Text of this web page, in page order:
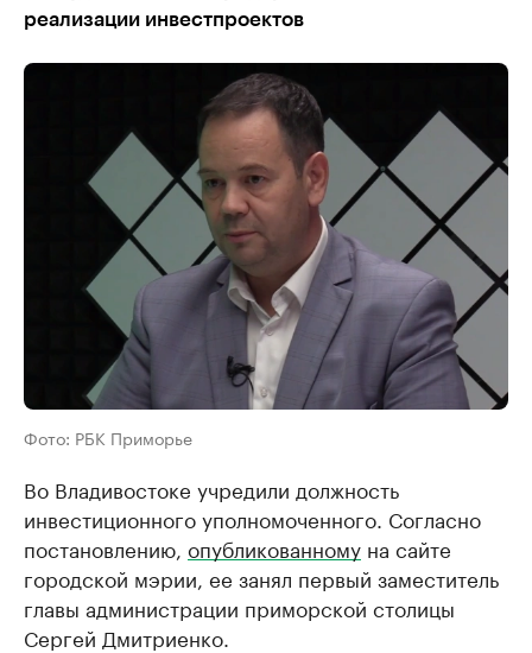
реализации инвестпроектов
Фото: РБК Приморье
Во Владивостоке учредили должность
инвестиционного уполномоченного. Согласно
постановлению, опубликованному на сайте
городской мэрии, ее занял первый заместитель
главы администрации приморской столицы
Сергей Дмитриенко.